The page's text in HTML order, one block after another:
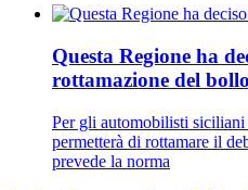
Questa Regione ha
rottamazione del bollo
Per gli automobilisti
permetterà di rottamare il
prevede la norma